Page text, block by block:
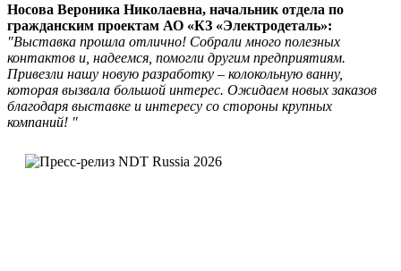
Носова Вероника Николаевна, начальник отдела по
гражданским проектам АО «КЗ «Электродеталь»:
"Выставка прошла отлично! Собрали много полезных
контактов и, надеемся, помогли другим предприятиям.
Привезли нашу новую разработку – колокольную ванну,
которая вызвала большой интерес. Ожидаем новых заказов
благодаря выставке и интересу со стороны крупных
компаний! "